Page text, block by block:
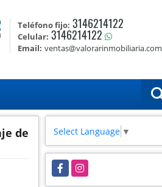
Teléfono fijo: 3146214122
Celular: 3146214122
Email: ventas@valorarinmobiliaria.com
de Select Language ▼
FacebookInstagram